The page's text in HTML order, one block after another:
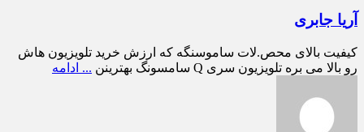
آریا جابری
کیفیت بالای محص.لات ساموسنگه که ارزش خرید تلویزیون هاش
رو بالا می بره تلویزیون سری Q سامسونگ بهترینن
... ادامه